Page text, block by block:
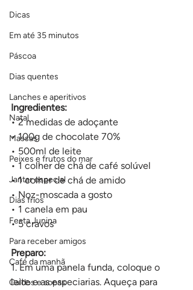
Dicas
Em até 35 minutos
Páscoa
Dias quentes
Lanches e aperitivos
Natal
Massas
Peixes e frutos do mar
Jantar especial
Dias frios
Festa Junina
Para receber amigos
Café da manhã
Caldos e sopas
Ingredientes:
• 2 medidas de adoçante
• 100g de chocolate 70%
• 500ml de leite
• 1 colher de chá de café solúvel
• 1 colher de chá de amido
• Noz-moscada a gosto
• 1 canela em pau
• 5 cravos
Preparo:
1. Em uma panela funda, coloque o
leite e as especiarias. Aqueça para